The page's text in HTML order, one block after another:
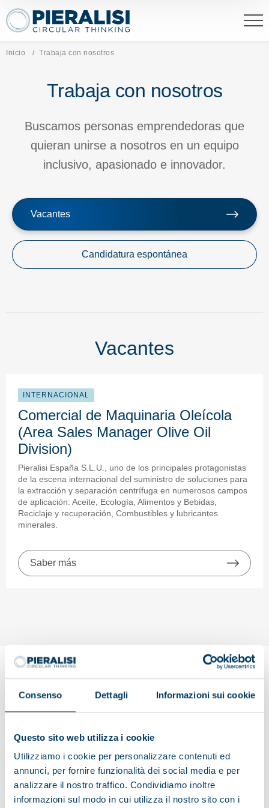
Consenso Dettagli Informazioni sui cookie
Questo sito web utilizza i cookie
Utilizziamo i cookie per personalizzare contenuti ed
annunci, per fornire funzionalità dei social media e per
analizzare il nostro traffico. Condividiamo inoltre
informazioni sul modo in cui utilizza il nostro sito con i
Pieralisi Maip Spa
Inicio Página actual:
Trabaja con nosotros
Trabaja con nosotros
Buscamos personas emprendedoras que
quieran unirse a nosotros en un equipo
inclusivo, apasionado e innovador.
Vacantes
Candidatura espontánea
Vacantes
INTERNACIONAL
Comercial de Maquinaria Oleícola
(Area Sales Manager Olive Oil
Division)
Pieralisi España S.L.U., uno de los principales protagonistas
de la escena internacional del suministro de soluciones para
la extracción y separación centrífuga en numerosos campos
de aplicación: Aceite, Ecología, Alimentos y Bebidas,
Reciclaje y recuperación, Combustibles y lubricantes
minerales.
Saber más
Candidatura espontánea
se ajusta a tu perfil?
Mándanos una candidatura espontánea. Siempre nos
encanta recibir propuestas interesantes: nos pondremos
en contacto contigo en cuanto encontremos un puesto
que se ajuste a tu perfil en Pieralisi.